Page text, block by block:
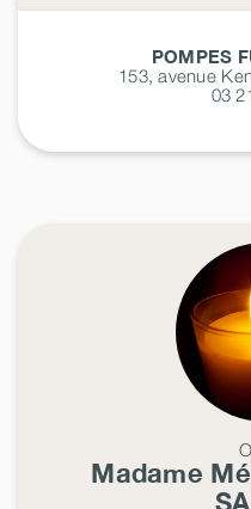
POMPES
153, avenue
03
Madame